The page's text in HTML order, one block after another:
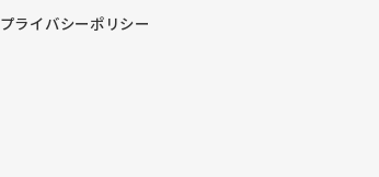
プライバシーポリシー